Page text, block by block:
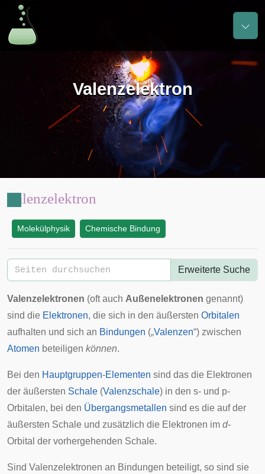
Valenzelektron
Valenzelektron
Molekülphysik Chemische Bindung
Erweiterte Suche
Valenzelektronen (oft auch Außenelektronen genannt)
sind die Elektronen, die sich in den äußersten Orbitalen
aufhalten und sich an Bindungen („Valenzen“) zwischen
Atomen beteiligen können.
Bei den Hauptgruppen-Elementen sind das die Elektronen
der äußersten Schale (Valenzschale) in den s- und p-
Orbitalen, bei den Übergangsmetallen sind es die auf der
äußersten Schale und zusätzlich die Elektronen im d-
Orbital der vorhergehenden Schale.
Sind Valenzelektronen an Bindungen beteiligt, so sind sie